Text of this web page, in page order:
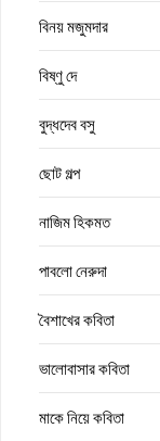
বিনয় মজুমদার
বিষ্ণু দে
বুদ্ধদেব বসু
ছোট গল্প
নাজিম হিকমত
পাবলো নেরুদা
বৈশাখের কবিতা
ভালোবাসার কবিতা
মাকে নিয়ে কবিতা